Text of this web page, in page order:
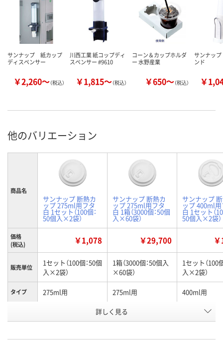
サンナップ 紙カップ
ディスペンサー
￥2,260～（税込）
川西工業 紙コップディ
スペンサー #9610
￥1,815～（税込）
コーン＆カップホルダ
ー 水野産業
￥650～（税込）
サンナッ
ンド
￥
他のバリエーション
商品名
サンナップ 断熱カ
ップ 275ml用フタ
白 1セット（100個：
50個入×2袋）
サンナップ 断熱カ
ップ 275ml用フタ
白 1箱（3000個：50個
入×60袋）
サンナップ
ップ 400ml
白 1セット（
50個入×2袋）
価格
(税込)
￥1,078 ￥29,700
販売単位
1セット（100個：50個
入×2袋）
1箱（3000個：50個入
×60袋）
1セット（100
入×2袋）
タイプ 275ml用 275ml用 400ml用
AEX1385 AEX1388
詳しく見る